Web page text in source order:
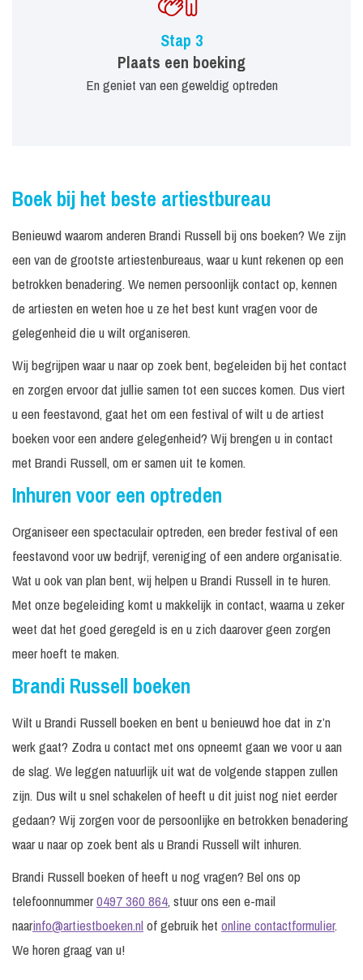
Stap 3
Plaats een boeking
En geniet van een geweldig optreden
Boek bij het beste artiestbureau
Benieuwd waarom anderen Brandi Russell bij ons boeken? We zijn
een van de grootste artiestenbureaus, waar u kunt rekenen op een
betrokken benadering. We nemen persoonlijk contact op, kennen
de artiesten en weten hoe u ze het best kunt vragen voor de
gelegenheid die u wilt organiseren.
Wij begrijpen waar u naar op zoek bent, begeleiden bij het contact
en zorgen ervoor dat jullie samen tot een succes komen. Dus viert
u een feestavond, gaat het om een festival of wilt u de artiest
boeken voor een andere gelegenheid? Wij brengen u in contact
met Brandi Russell, om er samen uit te komen.
Inhuren voor een optreden
Organiseer een spectaculair optreden, een breder festival of een
feestavond voor uw bedrijf, vereniging of een andere organisatie.
Wat u ook van plan bent, wij helpen u Brandi Russell in te huren.
Met onze begeleiding komt u makkelijk in contact, waarna u zeker
weet dat het goed geregeld is en u zich daarover geen zorgen
meer hoeft te maken.
Brandi Russell boeken
Wilt u Brandi Russell boeken en bent u benieuwd hoe dat in z’n
werk gaat? Zodra u contact met ons opneemt gaan we voor u aan
de slag. We leggen natuurlijk uit wat de volgende stappen zullen
zijn. Dus wilt u snel schakelen of heeft u dit juist nog niet eerder
gedaan? Wij zorgen voor de persoonlijke en betrokken benadering
waar u naar op zoek bent als u Brandi Russell wilt inhuren.
Brandi Russell boeken of heeft u nog vragen? Bel ons op
telefoonnummer0497 360 864, stuur ons een e-mail
naarinfo@artiestboeken.nlof gebruik het online contactformulier.
We horen graag van u!